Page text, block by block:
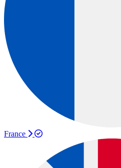
France